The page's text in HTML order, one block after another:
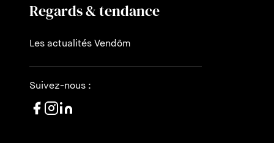
Regards & tendance
Les actualités Vendôm
Suivez-nous :